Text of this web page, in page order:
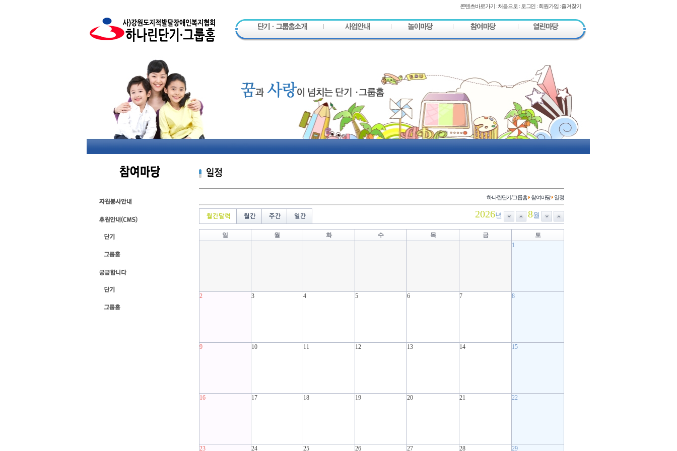
콘텐츠바로가기:처음으로 : 로그인 : 회원가입:즐겨찾기
하나린단기/그룹홈 참여마당 일정
2026년 8월
일 월 화 수 목 금
토
1
2 3 4 5 6 7 8
9 10 11 12 13 14 15
16 17 18 19 20 21 22
23 24 25 26 27 28 29